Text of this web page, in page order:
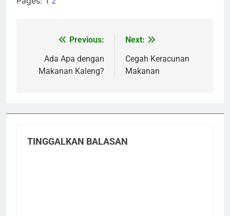
Navigasi
pos
Previous:
Ada Apa dengan
Makanan Kaleng?
Next:
Cegah Keracunan
Makanan
TINGGALKAN BALASAN